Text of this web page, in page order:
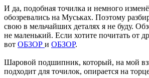
И да, подобная точилка и немного
обозревались на Муськах. Поэтому
свою в мельчайших деталях я не буду.
не маленький. Если хотите почитать от
вот ОБЗОР и ОБЗОР.
Шаровой подшипник, который, на мой
подходит для точилок, опирается на